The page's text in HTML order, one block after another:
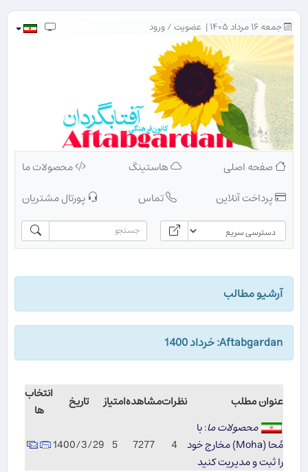
جمعه ۱۶ مرداد ۱۴۰۵ | عضویت/ورود
صفحه اصلی هاستینگ
محصولات ما
پرداخت آنلاین
تماس پورتال مشتریان
آرشیو مطالب
Aftabgardan: خرداد 1400
عنوان مطلب نظراتمشاهدهامتیاز تاریخ
انتخاب
ها
محصولات ما:با
مُحا (Moha) مخارج خود
را ثبت و مدیریت کنید
4
7277
5
1400/3/29